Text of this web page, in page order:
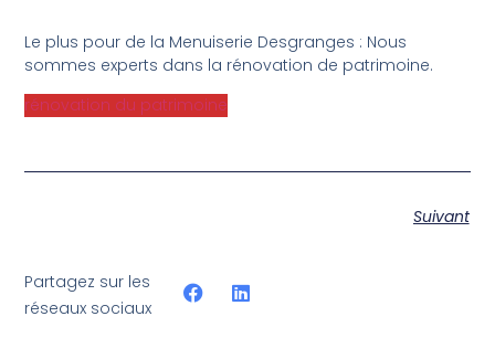
Le plus pour de la Menuiserie Desgranges : Nous
sommes experts dans la rénovation de patrimoine.
rénovation du patrimoine
Suivant
Partagez sur les
réseaux sociaux